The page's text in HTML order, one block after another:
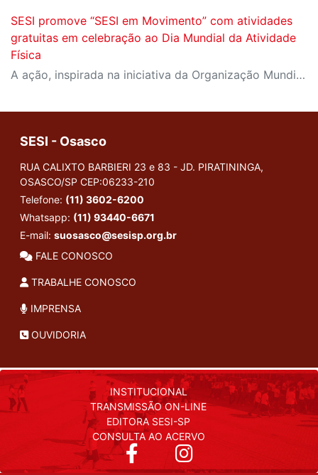
SESI promove “SESI em Movimento” com atividades
gratuitas em celebração ao Dia Mundial da Atividade
Física
A ação, inspirada na iniciativa da Organização Mundial da Saúde, reforça a importância da prática de atividades físicas e terá participação mediante inscrição prévia pelo Meu SESI.
SESI - Osasco
RUA CALIXTO BARBIERI 23 e 83 - JD. PIRATININGA,
OSASCO/SP CEP:06233-210
Telefone: (11) 3602-6200
Whatsapp: (11) 93440-6671
E-mail: suosasco@sesisp.org.br
FALE CONOSCO
TRABALHE CONOSCO
IMPRENSA
OUVIDORIA
INSTITUCIONAL
TRANSMISSÃO ON-LINE
EDITORA SESI-SP
CONSULTA AO ACERVO